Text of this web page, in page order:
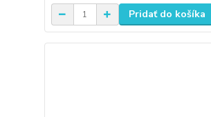
Pridať do košíka